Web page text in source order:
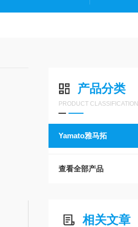
产品分类
PRODUCT CLASSIFICATION
Yamato雅马拓
查看全部产品
相关文章